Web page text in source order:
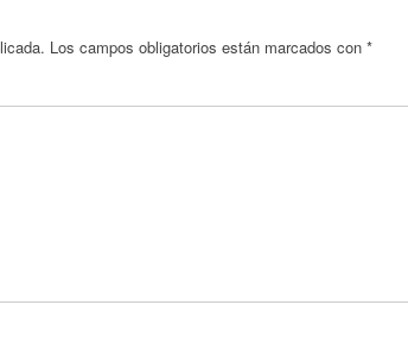
Los campos obligatorios están marcados con *